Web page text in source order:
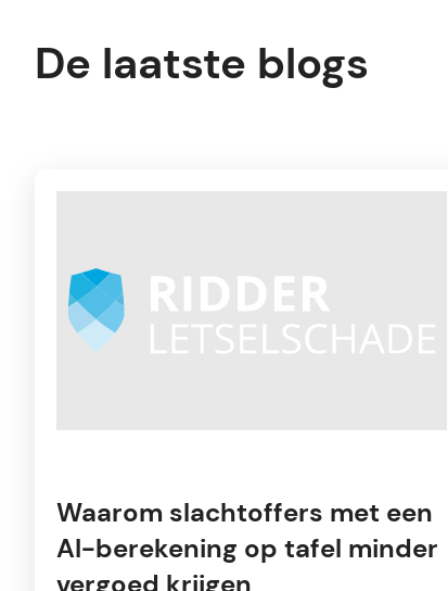
De laatste blogs
Waarom slachtoffers met een
AI-berekening op tafel minder